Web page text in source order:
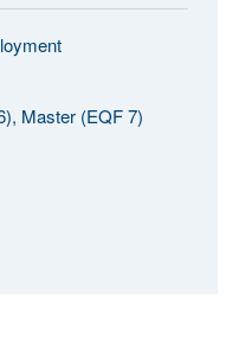
Master (EQF 7)